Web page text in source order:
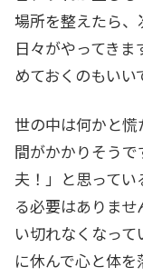
場所を整えたら
日々がやってき
めておくのもいい
世の中は何かと
間がかかりそう
夫！」と思って
る必要はありま
い切れなくなっ
に休んで心と体を